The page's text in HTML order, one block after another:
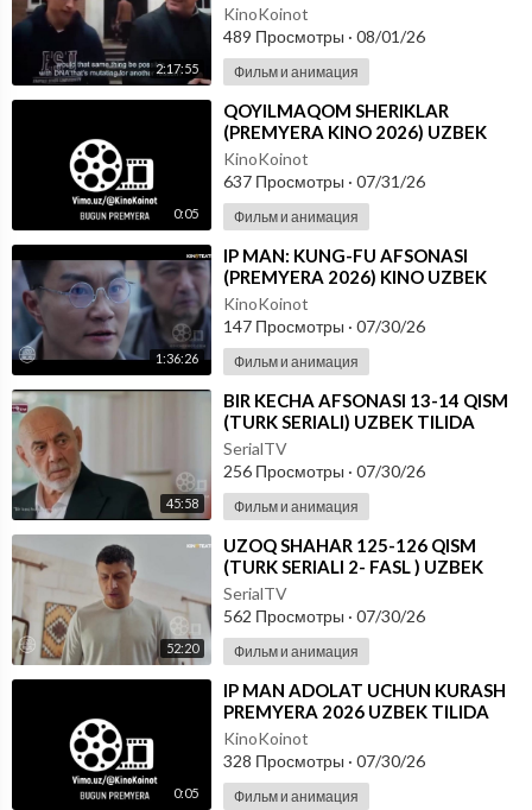
2:17:55
KinoKoinot
489 Просмотры · 08/01/26
Фильм и анимация
0:05
⁣QOYILMAQOM SHERIKLAR
(PREMYERA KINO 2026) UZBEK
TILIDA
KinoKoinot
637 Просмотры · 07/31/26
Фильм и анимация
1:36:26
⁣IP MAN: KUNG-FU AFSONASI
(PREMYERA 2026) KINO UZBEK
TILIDA - SKACHAT
KinoKoinot
147 Просмотры · 07/30/26
Фильм и анимация
45:58
⁣BIR KECHA AFSONASI 13-14 QISM
(TURK SERIALI) UZBEK TILIDA
SerialTV
256 Просмотры · 07/30/26
Фильм и анимация
52:20
⁣UZOQ SHAHAR 125-126 QISM
(TURK SERIALI 2- FASL ) UZBEK
TILIDA
SerialTV
562 Просмотры · 07/30/26
Фильм и анимация
0:05
⁣IP MAN ADOLAT UCHUN KURASH
PREMYERA 2026 UZBEK TILIDA
KinoKoinot
328 Просмотры · 07/30/26
Фильм и анимация